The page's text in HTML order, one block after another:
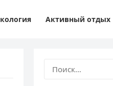
Активный отдых